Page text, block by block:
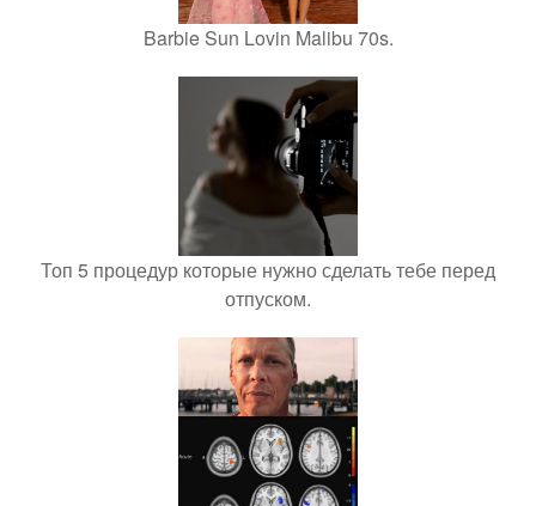
Barbie Sun Lovin Malibu 70s.
Топ 5 процедур которые нужно сделать тебе перед
отпуском.